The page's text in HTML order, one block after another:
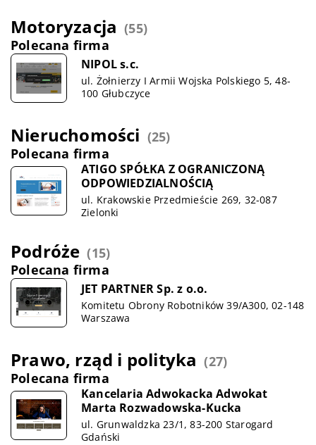
Motoryzacja (55)
Polecana firma
NIPOL s.c.
ul. Żołnierzy I Armii Wojska Polskiego 5, 48-
100 Głubczyce
Nieruchomości (25)
Polecana firma
ATIGO SPÓŁKA Z OGRANICZONĄ
ODPOWIEDZIALNOŚCIĄ
ul. Krakowskie Przedmieście 269, 32-087
Zielonki
Podróże (15)
Polecana firma
JET PARTNER Sp. z o.o.
Komitetu Obrony Robotników 39/A300, 02-148
Warszawa
Prawo, rząd i polityka (27)
Polecana firma
Kancelaria Adwokacka Adwokat
Marta Rozwadowska-Kucka
ul. Grunwaldzka 23/1, 83-200 Starogard
Gdański